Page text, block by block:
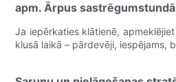
apm. Ārpus
Ja iepērkaties klātienē,
klusā laikā – pārdevēji, iespējams,